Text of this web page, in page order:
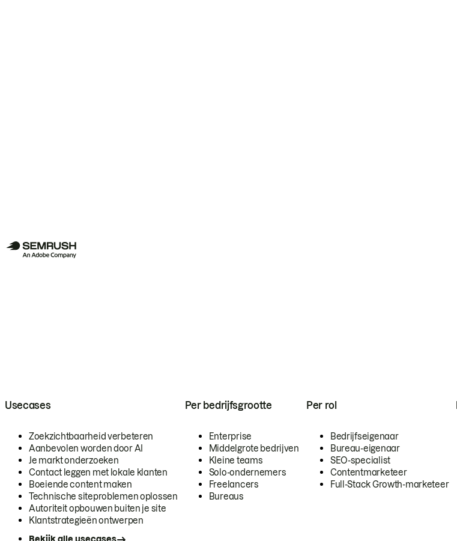
Usecases
Zoekzichtbaarheid verbeteren
Aanbevolen worden door AI
Je markt onderzoeken
Contact leggen met lokale klanten
Boeiende content maken
Technische siteproblemen oplossen
Autoriteit opbouwen buiten je site
Klantstrategieën ontwerpen
Per bedrijfsgrootte
Enterprise
Middelgrote bedrijven
Kleine teams
Solo-ondernemers
Freelancers
Bureaus
Per rol
Bedrijfseigenaar
Bureau-eigenaar
SEO-specialist
Contentmarketeer
Full-Stack Growth-marketeer